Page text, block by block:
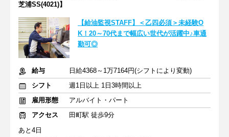
芝浦SS(4021)】
【給油監視STAFF】＜乙四必須＞未経験O
K！20～70代まで幅広い世代が活躍中♪車通
勤可◎
給与
日給4368～1万7164円(シフトにより変動)
シフト
週1日以上 1日3時間以上
雇用形態
アルバイト・パート
アクセス
田町駅 徒歩9分
あと4日